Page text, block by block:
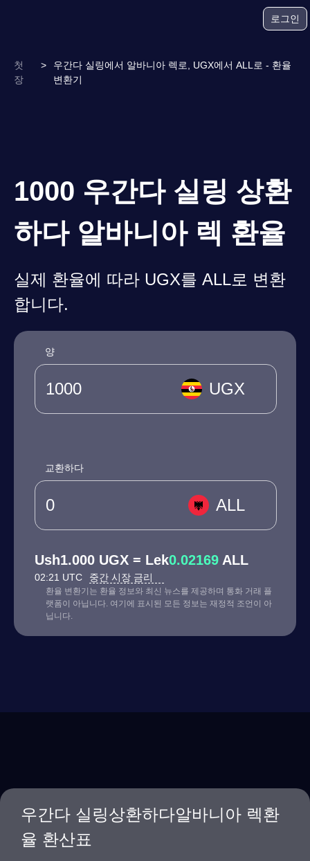
로그인
첫
장
>
우간다 실링에서 알바니아 렉로, UGX에서 ALL로 - 환율
변환기
1000 우간다 실링 상환
하다 알바니아 렉 환율
실제 환율에 따라 UGX를 ALL로 변환
합니다.
양
UGX
교환하다
ALL
Ush1.000 UGX = Lek0.02169 ALL
02:21 UTC 중간 시장 금리
환율 변환기는 환율 정보와 최신 뉴스를 제공하며 통화 거래 플
랫폼이 아닙니다. 여기에 표시된 모든 정보는 재정적 조언이 아
닙니다.
우간다 실링상환하다알바니아 렉환
율 환산표